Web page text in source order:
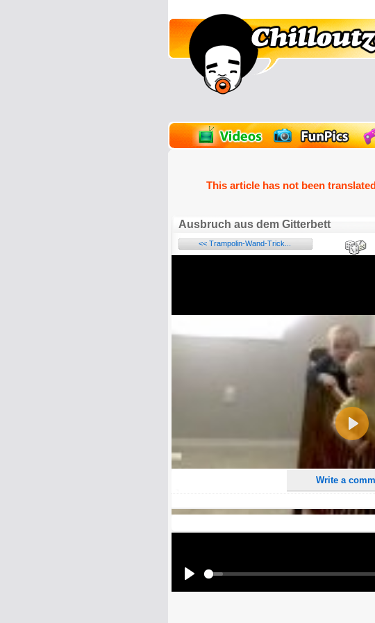
This article has not been
Ausbruch aus dem Gitterbett
<< Trampolin-Wand-Trick...
Play
Write a
E-Mail address (optional):
Comment:
All HTML tags except of <br>, <strike> and <i> will be
URLs will be automatically converted. Please use "www." or
Yes, I want to be informed, when someone replies to
Yes, I want to be informed when someone else